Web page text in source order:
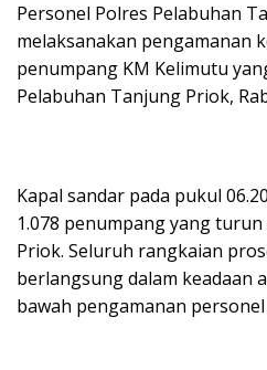
Personel Polres Pelabuhan
melaksanakan pengamanan
penumpang KM Kelimutu
Pelabuhan Tanjung Priok,
Kapal sandar pada pukul
1.078 penumpang yang
Priok. Seluruh rangkaian
berlangsung dalam keadaan
bawah pengamanan